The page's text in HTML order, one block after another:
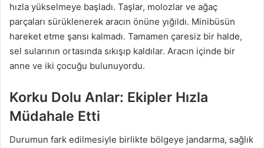
hızla yükselmeye başladı. Taşlar, molozlar ve ağaç
parçaları sürüklenerek aracın önüne yığıldı. Minibüsün
hareket etme şansı kalmadı. Tamamen çaresiz bir halde,
sel sularının ortasında sıkışıp kaldılar. Aracın içinde bir
anne ve iki çocuğu bulunuyordu.
Korku Dolu Anlar: Ekipler Hızla
Müdahale Etti
Durumun fark edilmesiyle birlikte bölgeye jandarma, sağlık